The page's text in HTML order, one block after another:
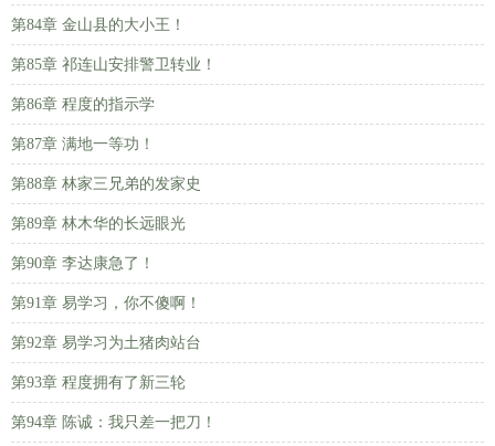
第84章 金山县的大小王！
第85章 祁连山安排警卫转业！
第86章 程度的指示学
第87章 满地一等功！
第88章 林家三兄弟的发家史
第89章 林木华的长远眼光
第90章 李达康急了！
第91章 易学习，你不傻啊！
第92章 易学习为土猪肉站台
第93章 程度拥有了新三轮
第94章 陈诚：我只差一把刀！